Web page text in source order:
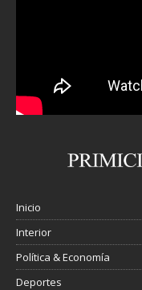
Inicio
Interior
Política & Economía
Deportes